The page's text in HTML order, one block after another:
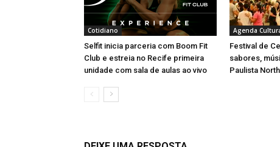
Cotidiano
Selfit inicia parceria com Boom Fit
Club e estreia no Recife primeira
unidade com sala de aulas ao vivo
Agenda
Festival de
sabores,
Paulista